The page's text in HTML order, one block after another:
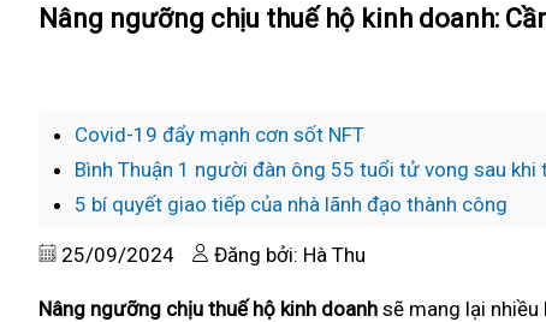
Nâng ngưỡng chịu thuế hộ kinh doanh:
Covid-19 đẩy mạnh cơn sốt NFT
Bình Thuận 1 người đàn ông 55 tuổi tử vong sau
5 bí quyết giao tiếp của nhà lãnh đạo thành công
25/09/2024 Đăng bởi: Hà Thu
Nâng ngưỡng chịu thuế hộ kinh doanh sẽ mang lại nhiều